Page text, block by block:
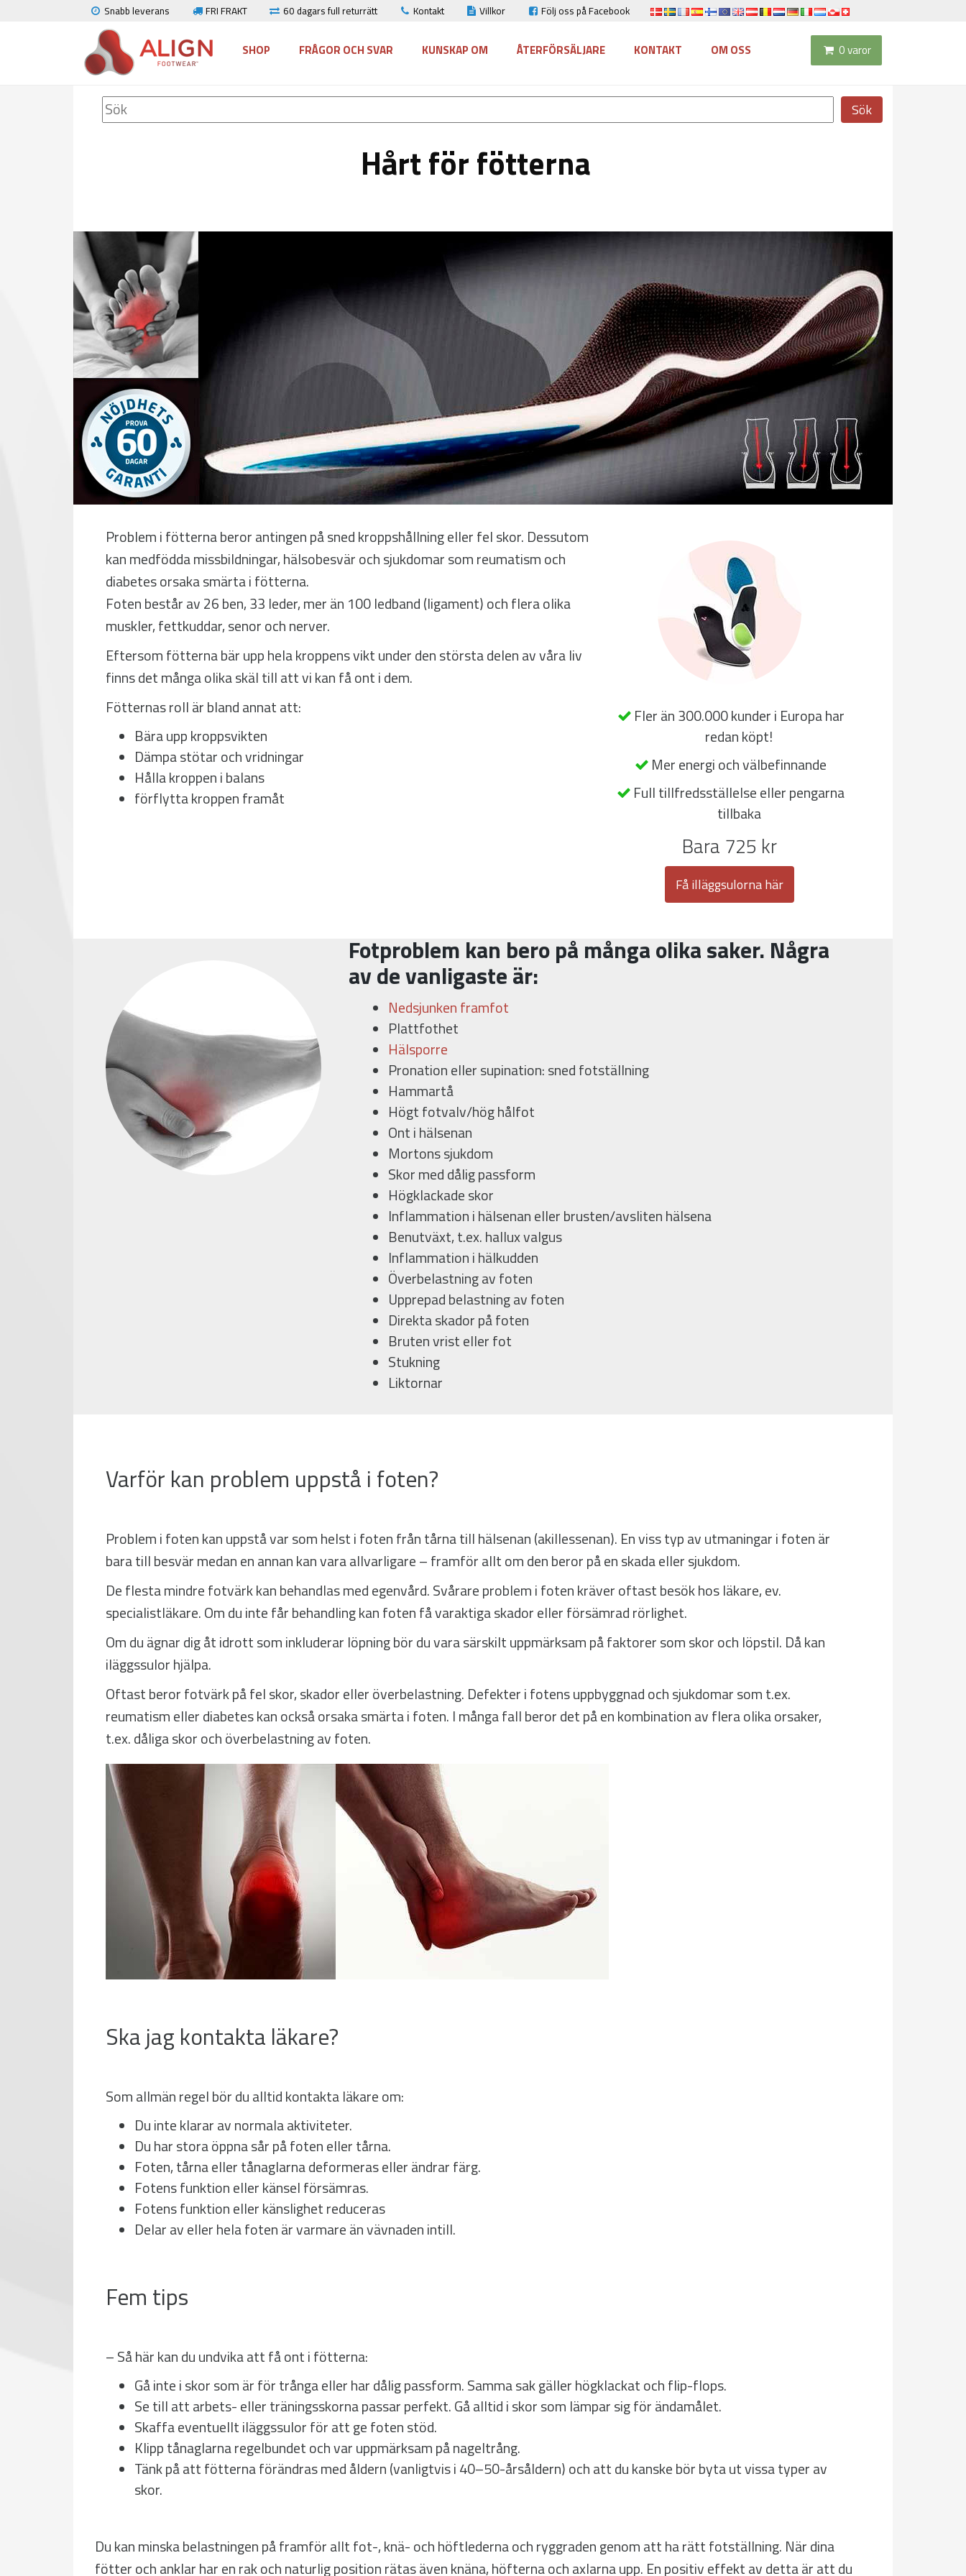
Snabb leverans FRI FRAKT 60 dagars full returrätt Kontakt Villkor Följ oss på Facebook
SHOP FRÅGOR OCH SVAR KUNSKAP OM ÅTERFÖRSÄLJARE KONTAKT OM OSS 0 varor
Sök
Hårt för fötterna
Problem i fötterna beror antingen på sned kroppshållning eller fel skor. Dessutom
kan medfödda missbildningar, hälsobesvär och sjukdomar som reumatism och
diabetes orsaka smärta i fötterna.
Foten består av 26 ben, 33 leder, mer än 100 ledband (ligament) och flera olika
muskler, fettkuddar, senor och nerver.
Eftersom fötterna bär upp hela kroppens vikt under den största delen av våra liv
finns det många olika skäl till att vi kan få ont i dem.
Fötternas roll är bland annat att:
Bära upp kroppsvikten
Dämpa stötar och vridningar
Hålla kroppen i balans
förflytta kroppen framåt
Fler än 300.000 kunder i Europa har
redan köpt!
Mer energi och välbefinnande
Full tillfredsställelse eller pengarna
tillbaka
Bara 725 kr
Få illäggsulorna här
Fotproblem kan bero på många olika saker. Några
av de vanligaste är:
Nedsjunken framfot
Plattfothet
Hälsporre
Pronation eller supination: sned fotställning
Hammartå
Högt fotvalv/hög hålfot
Ont i hälsenan
Mortons sjukdom
Skor med dålig passform
Högklackade skor
Inflammation i hälsenan eller brusten/avsliten hälsena
Benutväxt, t.ex. hallux valgus
Inflammation i hälkudden
Överbelastning av foten
Upprepad belastning av foten
Direkta skador på foten
Bruten vrist eller fot
Stukning
Liktornar
Varför kan problem uppstå i foten?
Problem i foten kan uppstå var som helst i foten från tårna till hälsenan (akillessenan). En viss typ av utmaningar i foten är
bara till besvär medan en annan kan vara allvarligare – framför allt om den beror på en skada eller sjukdom.
De flesta mindre fotvärk kan behandlas med egenvård. Svårare problem i foten kräver oftast besök hos läkare, ev.
specialistläkare. Om du inte får behandling kan foten få varaktiga skador eller försämrad rörlighet.
Om du ägnar dig åt idrott som inkluderar löpning bör du vara särskilt uppmärksam på faktorer som skor och löpstil. Då kan
iläggssulor hjälpa.
Oftast beror fotvärk på fel skor, skador eller överbelastning. Defekter i fotens uppbyggnad och sjukdomar som t.ex.
reumatism eller diabetes kan också orsaka smärta i foten. I många fall beror det på en kombination av flera olika orsaker,
t.ex. dåliga skor och överbelastning av foten.
Ska jag kontakta läkare?
Som allmän regel bör du alltid kontakta läkare om:
Du inte klarar av normala aktiviteter.
Du har stora öppna sår på foten eller tårna.
Foten, tårna eller tånaglarna deformeras eller ändrar färg.
Fotens funktion eller känsel försämras.
Fotens funktion eller känslighet reduceras
Delar av eller hela foten är varmare än vävnaden intill.
Fem tips
– Så här kan du undvika att få ont i fötterna:
Gå inte i skor som är för trånga eller har dålig passform. Samma sak gäller högklackat och flip-flops.
Se till att arbets- eller träningsskorna passar perfekt. Gå alltid i skor som lämpar sig för ändamålet.
Skaffa eventuellt iläggssulor för att ge foten stöd.
Klipp tånaglarna regelbundet och var uppmärksam på nageltrång.
Tänk på att fötterna förändras med åldern (vanligtvis i 40–50-årsåldern) och att du kanske bör byta ut vissa typer av
skor.
Du kan minska belastningen på framför allt fot-, knä- och höftlederna och ryggraden genom att ha rätt fotställning. När dina
fötter och anklar har en rak och naturlig position rätas även knäna, höfterna och axlarna upp. En positiv effekt av detta är att du